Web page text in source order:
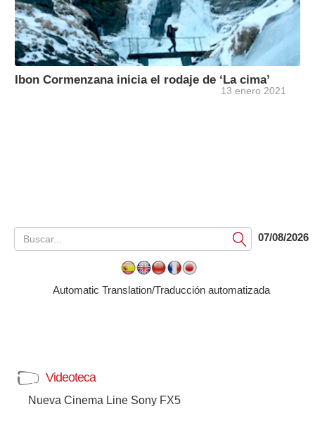
Ibon Cormenzana inicia el rodaje de ‘La cima’
13 enero 2021
Submit07/08/2026
Automatic Translation/Traducción automatizada
Videoteca
Nueva Cinema Line Sony FX5